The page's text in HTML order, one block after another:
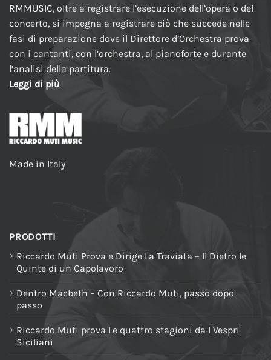
RMMUSIC, oltre a registrare l’esecuzione dell’opera o del
concerto, si impegna a registrare ciò che succede nelle
fasi di preparazione dove il Direttore d’Orchestra prova
con i cantanti, con l’orchestra, al pianoforte e durante
l’analisi della partitura.
Leggi di più
Made in Italy
PRODOTTI
Riccardo Muti Prova e Dirige La Traviata – Il Dietro le
Quinte di un Capolavoro
Dentro Macbeth – Con Riccardo Muti, passo dopo
passo
Riccardo Muti prova Le quattro stagioni da I Vespri
Siciliani